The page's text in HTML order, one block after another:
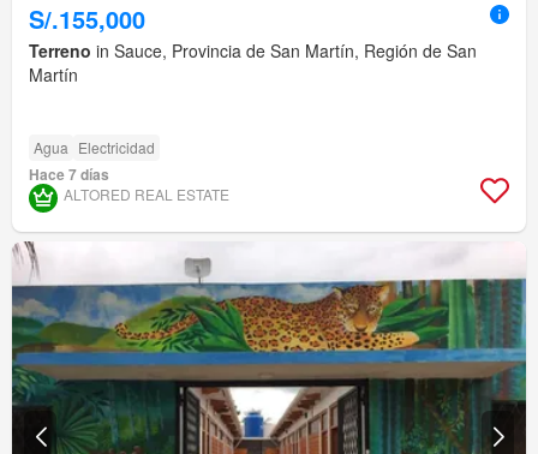
S/.155,000
Terreno in Sauce, Provincia de San Martín, Región de San
Martín
Agua Electricidad
Hace 7 días
ALTORED REAL ESTATE